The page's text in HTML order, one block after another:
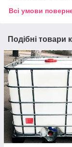
Всі умови
Подібні товари